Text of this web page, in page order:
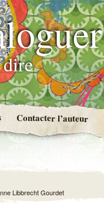
Contacter l’auteur
Libbrecht Gourdet